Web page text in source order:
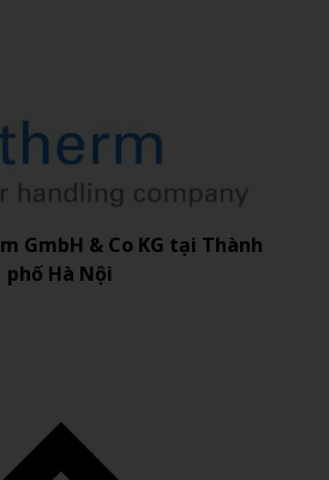
GmbH & Co KG tại Thành
phố Hà Nội